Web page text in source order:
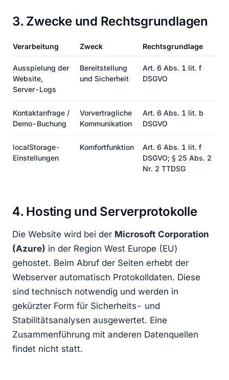
3. Zwecke und Rechtsgrundlagen
Verarbeitung Zweck Rechtsgrundlage
Ausspielung der
Website,
Server-Logs
Bereitstellung
und Sicherheit
Art. 6 Abs. 1 lit. f
DSGVO
Kontaktanfrage /
Demo-Buchung
Vorvertragliche
Kommunikation
Art. 6 Abs. 1 lit. b
DSGVO
localStorage-
Einstellungen
Komfortfunktion
Art. 6 Abs. 1 lit. f
DSGVO; § 25 Abs. 2
Nr. 2 TTDSG
4. Hosting und Serverprotokolle
Die Website wird bei der Microsoft Corporation
(Azure) in der Region West Europe (EU)
gehostet. Beim Abruf der Seiten erhebt der
Webserver automatisch Protokolldaten. Diese
sind technisch notwendig und werden in
gekürzter Form für Sicherheits- und
Stabilitätsanalysen ausgewertet. Eine
Zusammenführung mit anderen Datenquellen
findet nicht statt.